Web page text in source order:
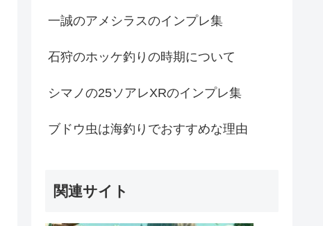
一誠のアメシラスのインプレ集
石狩のホッケ釣りの時期について
シマノの25ソアレXRのインプレ集
ブドウ虫は海釣りでおすすめな理由
関連サイト